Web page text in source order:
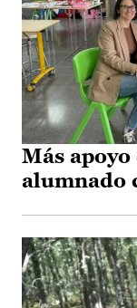
Más
alumnado